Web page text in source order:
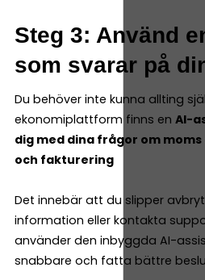
Steg 3: Använd
som svarar på
Du behöver inte kunna allting
ekonomiplattform finns en AI-
dig med dina frågor om
och fakturering
Det innebär att du slipper
information eller kontakta
använder den inbyggda AI-
snabbare och fatta bättre